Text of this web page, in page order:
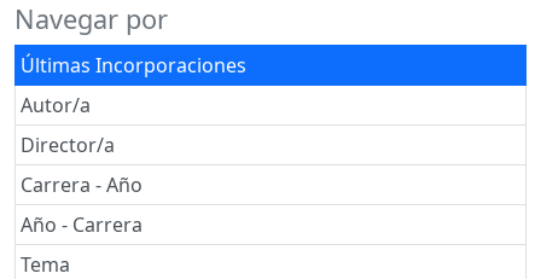
Navegar por
Últimas Incorporaciones
Autor/a
Director/a
Carrera - Año
Año - Carrera
Tema